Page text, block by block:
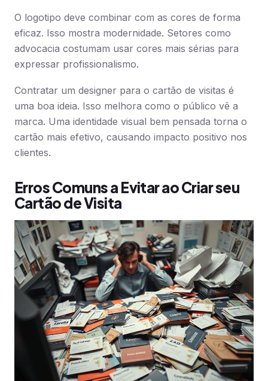
O logotipo deve combinar com as cores de forma
eficaz. Isso mostra modernidade. Setores como
advocacia costumam usar cores mais sérias para
expressar profissionalismo.
Contratar um designer para o cartão de visitas é
uma boa ideia. Isso melhora como o público vê a
marca. Uma identidade visual bem pensada torna o
cartão mais efetivo, causando impacto positivo nos
clientes.
Erros Comuns a Evitar ao Criar seu
Cartão de Visita